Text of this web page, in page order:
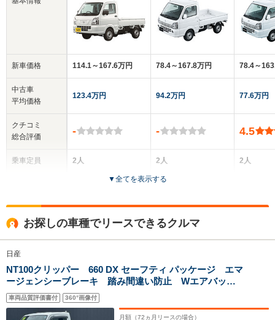
新車価格
中古車
平均価格
クチコミ
総合評価
乗車定員
サイズ
114.1～167.6万円
123.4万円
-
2人
全高
1.77m
全幅
1.48m
全長
78.4～167.8万円
94.2万円
-
2人
2ドア
1.77m
全幅
1.48m
78.4～
77.6万円
4.5
2人
▼全てを表示する
お探しの車種でリースできるクルマ
日産
NT100クリッパー 660 DX セーフティ パッケージ エマ
ージェンシーブレーキ 踏み間違い防止 Wエアバッ
ク エアコン パワステ プラスチックバイザー
車両品質評価書付 360°画像付
月額（72 ヵ月リースの場合）